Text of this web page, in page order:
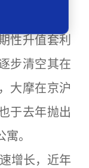
升值套利
步清空其在
大摩在京沪
于去年抛出
。
增长，近年